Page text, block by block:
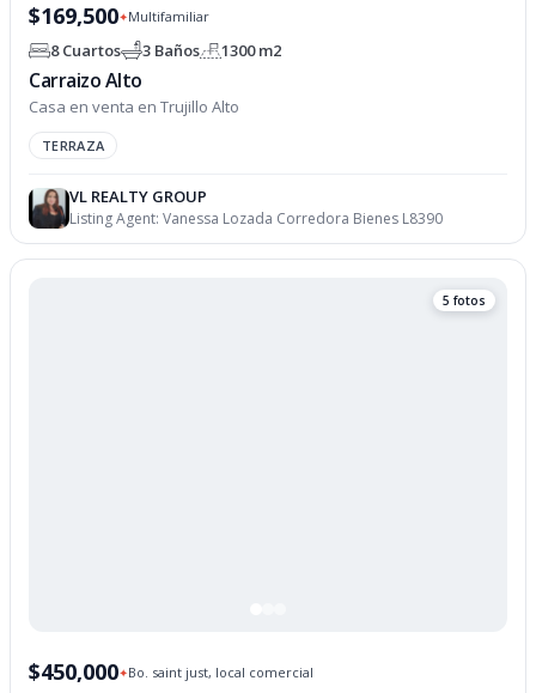
$169,500✦Multifamiliar
8 Cuartos 3 Baños 1300 m2
Carraizo Alto
Casa en venta en Trujillo Alto
TERRAZA
VL REALTY GROUP
Listing Agent:Vanessa Lozada Corredora Bienes L8390
5 fotos
$450,000✦Bo. saint just, local comercial